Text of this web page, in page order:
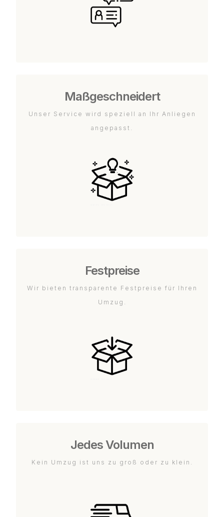
Maßgeschneidert
Unser Service wird speziell an Ihr Anliegen
angepasst.
Festpreise
Wir bieten transparente Festpreise für Ihren
Umzug.
Jedes Volumen
Kein Umzug ist uns zu groß oder zu klein.